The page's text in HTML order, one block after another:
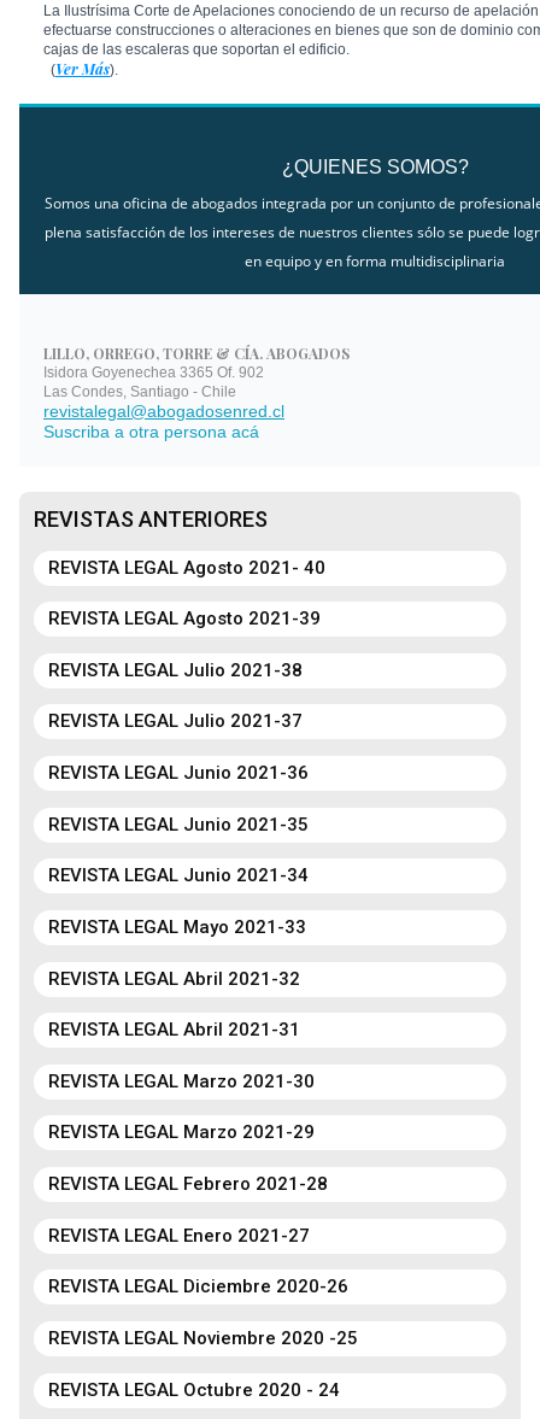
La Ilustrísima Corte de Apelaciones conociendo de un recurso de
efectuarse construcciones o alteraciones en bienes que son de dominio
cajas de las escaleras que soportan el edificio.
(Ver Más).
¿QUIENES SOMOS?
Somos una oficina de abogados integrada por un conjunto de
plena satisfacción de los intereses de nuestros clientes sólo se puede
en equipo y en forma multidisciplinaria
LILLO, ORREGO, TORRE & CÍA. ABOGADOS
Isidora Goyenechea 3365 Of. 902
Las Condes, Santiago - Chile
revistalegal@abogadosenred.cl
Suscriba a otra persona acá
REVISTAS ANTERIORES
REVISTA LEGAL Agosto 2021- 40
REVISTA LEGAL Agosto 2021-39
REVISTA LEGAL Julio 2021-38
REVISTA LEGAL Julio 2021-37
REVISTA LEGAL Junio 2021-36
REVISTA LEGAL Junio 2021-35
REVISTA LEGAL Junio 2021-34
REVISTA LEGAL Mayo 2021-33
REVISTA LEGAL Abril 2021-32
REVISTA LEGAL Abril 2021-31
REVISTA LEGAL Marzo 2021-30
REVISTA LEGAL Marzo 2021-29
REVISTA LEGAL Febrero 2021-28
REVISTA LEGAL Enero 2021-27
REVISTA LEGAL Diciembre 2020-26
REVISTA LEGAL Noviembre 2020 -25
REVISTA LEGAL Octubre 2020 - 24